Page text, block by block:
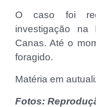
O caso foi
investigação na
Canas. Até o
foragido.
Matéria em
Fotos: